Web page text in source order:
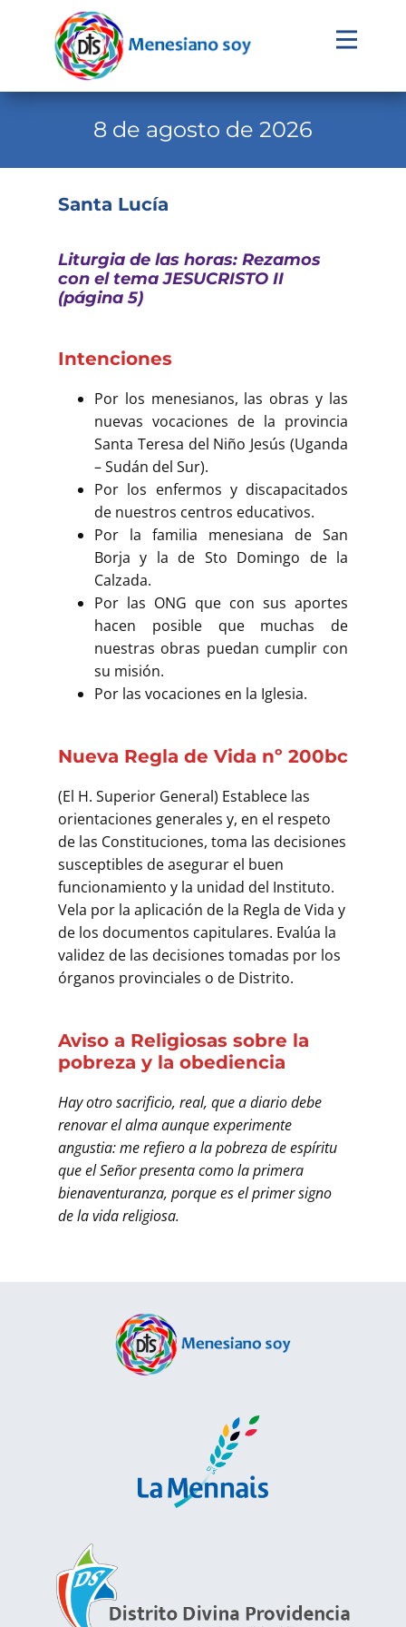
Evangelio
Familia Menesiana
Pastoral Vocacional
8 de agosto de 2026
Santa Lucía
Liturgia de las horas: Rezamos
con el tema JESUCRISTO II
(página 5)
Intenciones
Por los menesianos, las obras y las
nuevas vocaciones de la provincia
Santa Teresa del Niño Jesús (Uganda
– Sudán del Sur).
Por los enfermos y discapacitados
de nuestros centros educativos.
Por la familia menesiana de San
Borja y la de Sto Domingo de la
Calzada.
Por las ONG que con sus aportes
hacen posible que muchas de
nuestras obras puedan cumplir con
su misión.
Por las vocaciones en la Iglesia.
Nueva Regla de Vida nº 200bc
(El H. Superior General) Establece las
orientaciones generales y, en el respeto
de las Constituciones, toma las decisiones
susceptibles de asegurar el buen
funcionamiento y la unidad del Instituto.
Vela por la aplicación de la Regla de Vida y
de los documentos capitulares. Evalúa la
validez de las decisiones tomadas por los
órganos provinciales o de Distrito.
Aviso a Religiosas sobre la
pobreza y la obediencia
Hay otro sacrificio, real, que a diario debe
renovar el alma aunque experimente
angustia: me refiero a la pobreza de espíritu
que el Señor presenta como la primera
bienaventuranza, porque es el primer signo
de la vida religiosa.